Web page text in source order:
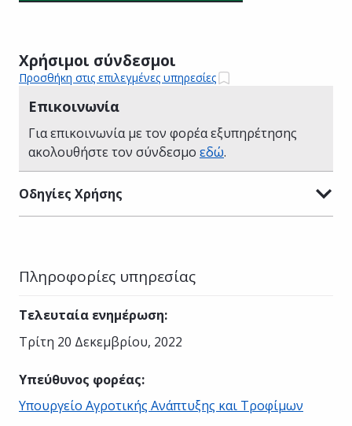
Χρήσιμοι σύνδεσμοι
Προσθήκη στις επιλεγμένες υπηρεσίες
Επικοινωνία
Για επικοινωνία με τον φορέα εξυπηρέτησης
ακολουθήστε τον σύνδεσμο εδώ.
Οδηγίες Χρήσης
Πληροφορίες υπηρεσίας
Τελευταία ενημέρωση:
Τρίτη 20 Δεκεμβρίου, 2022
Υπεύθυνος φορέας:
Υπουργείο Αγροτικής Ανάπτυξης και Τροφίμων